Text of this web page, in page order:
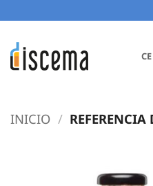
al
contenido
INICIO / REFERENCIA